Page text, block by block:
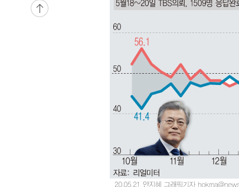
-18646초 전 >
[속보]경찰·노동부, HL만도 평택사업장 끼임 사
[속보]합수본, '투표율 허위 입력' 중앙·서울·경기
[속보]원·달러 환율, 오전 9시 1423.8원
[속보]삼성전자·SK하이닉스 동반 강보합…1%대
[속보]코스닥, 5.95포인트(0.74%) 상승한
[속보]코스피, 6300선 재탈환…1.09% 오른
시리아 다마스쿠스 교외에서 미니버스 폭발.. 14
입추에도 극한더위…서울 낮 39도 '폭염중대경보'
이란, 호르무즈서 "적국 목표물들"과 대치로 남부
[속보]美, 폴리실리콘 수입 규제…파생제품 15%
[속보]트럼프, 美 원정출산 금지 행정명령 서명